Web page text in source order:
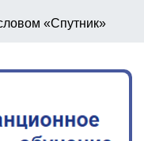
«Спутник»